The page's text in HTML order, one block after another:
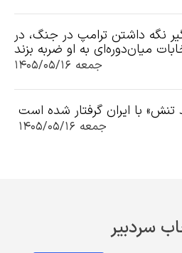
نگه داشتن ترامپ در جنگ، در
جمعه ۱۴۰۵/۰۵/۱۶
تنش» با ایران گرفتار شده است
جمعه ۱۴۰۵/۰۵/۱۶
سردبیر